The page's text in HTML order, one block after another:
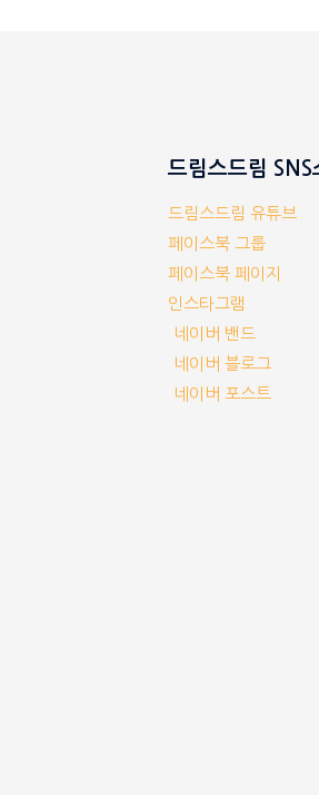
드림스드림 SNS
드림스드림 유튜브
페이스북 그룹
페이스북 페이지
인스타그램
네이버 밴드
네이버 블로그
네이버 포스트